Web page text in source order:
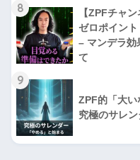
8
【ZPFチャ
ゼロポイン
– マンデラ効
て
9
ZPF的「大
究極のサレ